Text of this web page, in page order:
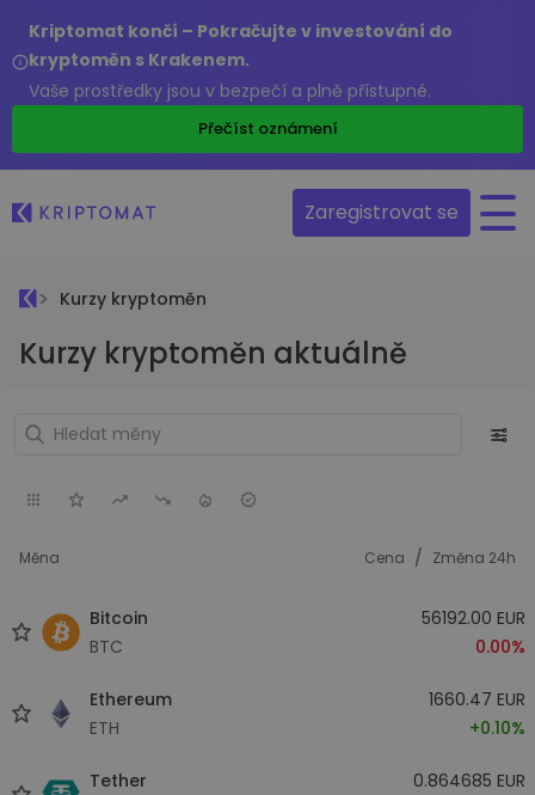
Kriptomat končí – Pokračujte v investování do
kryptoměn s Krakenem.
Vaše prostředky jsou v bezpečí a plně přístupné.
Přečíst oznámení
Zaregistrovat se
Kurzy kryptoměn
Kurzy kryptoměn aktuálně
Měna Cena / Změna 24h
Bitcoin
BTC
56192.00 EUR
0.00%
Ethereum
ETH
1660.47 EUR
+0.10%
Tether
0.864685 EUR